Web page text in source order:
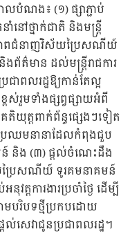
លបំណង៖ (១) ផ្សាភ្ជាប់
ាំនៅថ្នាក់ជាតិ និងមន្ត្រី
ថភាពជំនាញវិស័យប្រៃសណីយ៍
ព័ត៌មាន ដល់មន្ត្រីរាជការ
ជាពលរដ្ឋឱ្យកាន់តែល្អ
ស់រួមទាំងផ្សព្វផ្សាយអំពី
ត្តពាក់ព័ន្ធផ្សេងៗទៀត
រឈមនានាដែលកំពុងជួប
និង (៣) ផ្តល់ចំណេះដឹង
ប្រៃសណីយ៍ ទូរគមនាគមន៍
ត្តការងារប្រចាំថ្ងៃ ដើម្បី
ាមបរិបទថ្មីប្រកបដោយ
ល់សេវាជូនប្រជាពលរដ្ឋ។